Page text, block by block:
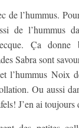
de l’hummus.
de l’hummus
Ça donne
Sabra sont
l’hummus Noix
Ou aussi
J’en ai